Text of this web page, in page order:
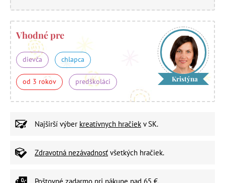
Vhodné pre
dievča chlapca
od 3 rokov predškoláci Kristýna
Najširší výber kreatívnych hračiek v SK.
Zdravotná nezávadnosť všetkých hračiek.
Poštovné zadarmo pri nákupe nad 65 €.